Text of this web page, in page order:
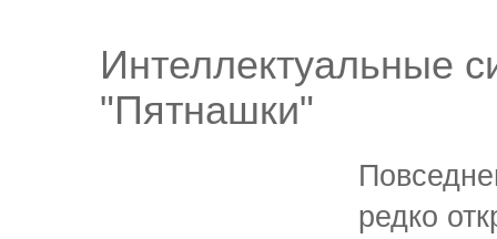
Интеллектуальные
"Пятнашки"
редко